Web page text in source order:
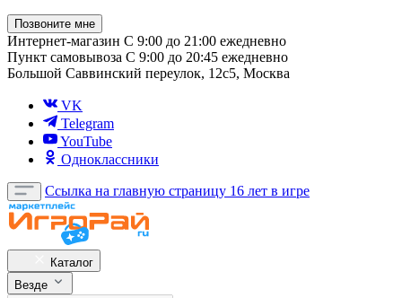
Позвоните мне
Интернет-магазин С 9:00 до 21:00 ежедневно
Пункт самовывоза С 9:00 до 20:45 ежедневно
Большой Саввинский переулок, 12с5, Москва
VK
Telegram
YouTube
Одноклассники
Ссылка на главную страницу 16 лет в игре
Каталог
Везде